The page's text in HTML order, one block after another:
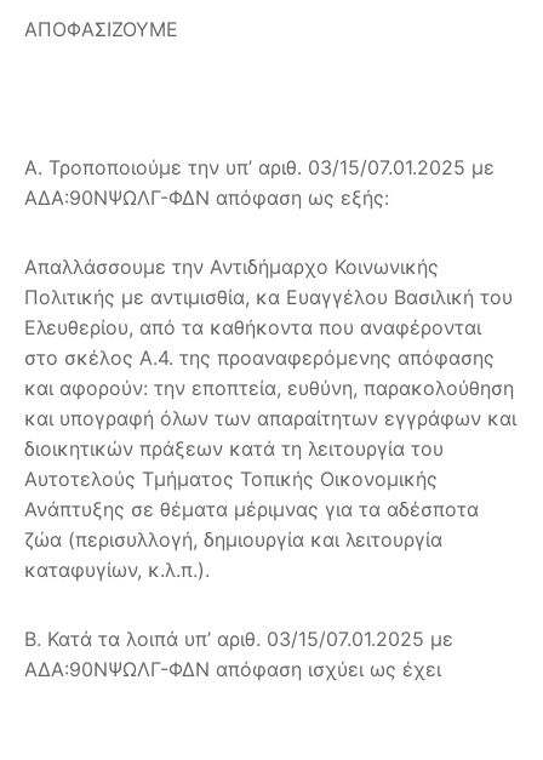
ΑΠΟΦΑΣΙΖΟΥΜΕ
Α. Τροποποιούμε την υπ’ αριθ. 03/15/07.01.2025 με
ΑΔΑ:90ΝΨΩΛΓ-ΦΔΝ απόφαση ως εξής:
Απαλλάσσουμε την Αντιδήμαρχο Κοινωνικής
Πολιτικής με αντιμισθία, κα Ευαγγέλου Βασιλική του
Ελευθερίου, από τα καθήκοντα που αναφέρονται
στο σκέλος Α.4. της προαναφερόμενης απόφασης
και αφορούν: την εποπτεία, ευθύνη, παρακολούθηση
και υπογραφή όλων των απαραίτητων εγγράφων και
διοικητικών πράξεων κατά τη λειτουργία του
Αυτοτελούς Τμήματος Τοπικής Οικονομικής
Ανάπτυξης σε θέματα μέριμνας για τα αδέσποτα
ζώα (περισυλλογή, δημιουργία και λειτουργία
καταφυγίων, κ.λ.π.).
Β. Κατά τα λοιπά υπ’ αριθ. 03/15/07.01.2025 με
ΑΔΑ:90ΝΨΩΛΓ-ΦΔΝ απόφαση ισχύει ως έχει